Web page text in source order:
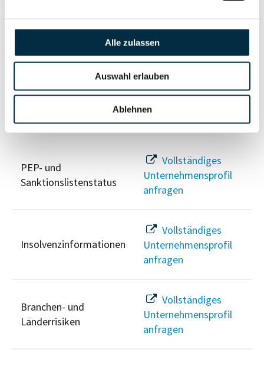
Alle zulassen
Auswahl erlauben
Ablehnen
Berechtigten Pfad
Unternehmensprofil
anfragen
Risikoinformationen
PEP- und
Sanktionslistenstatus
Vollständiges
Unternehmensprofil
anfragen
Insolvenzinformationen
Vollständiges
Unternehmensprofil
anfragen
Branchen- und
Länderrisiken
Vollständiges
Unternehmensprofil
anfragen